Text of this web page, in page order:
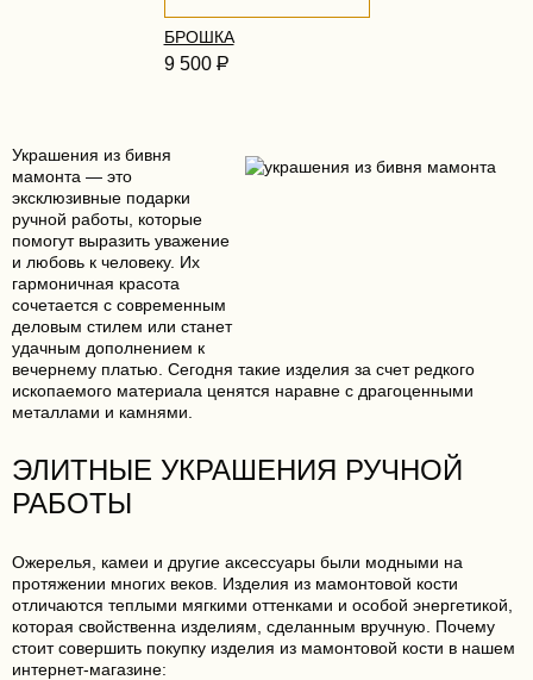
БРОШКА
9 500 Р
Украшения из бивня
мамонта — это
эксклюзивные подарки
ручной работы, которые
помогут выразить уважение
и любовь к человеку. Их
гармоничная красота
сочетается с современным
деловым стилем или станет
удачным дополнением к
вечернему платью. Сегодня такие изделия за счет редкого
ископаемого материала ценятся наравне с драгоценными
металлами и камнями.
ЭЛИТНЫЕ УКРАШЕНИЯ РУЧНОЙ
РАБОТЫ
Ожерелья, камеи и другие аксессуары были модными на
протяжении многих веков. Изделия из мамонтовой кости
отличаются теплыми мягкими оттенками и особой энергетикой,
которая свойственна изделиям, сделанным вручную. Почему
стоит совершить покупку изделия из мамонтовой кости в нашем
интернет-магазине: